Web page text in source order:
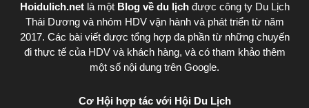
Hoidulich.net là một Blog về du lịchđược công ty Du Lịch
Thái Dươngvà nhóm HDV vận hành và phát triển từ năm
2017. Các bài viết được tổng hợp đa phần từ những chuyến
đi thực tế của HDV và khách hàng, và có tham khảo thêm
một số nội dung trên Google.
Cơ Hội hợp tác với Hội Du Lịch